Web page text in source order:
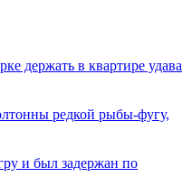
держать в квартире удава
редкой рыбы-фугу,
и был задержан по